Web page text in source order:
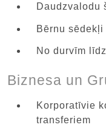
Daudzvalodu
Bērnu
No durvīm
Biznesa un
Korporatīvie
transferiem